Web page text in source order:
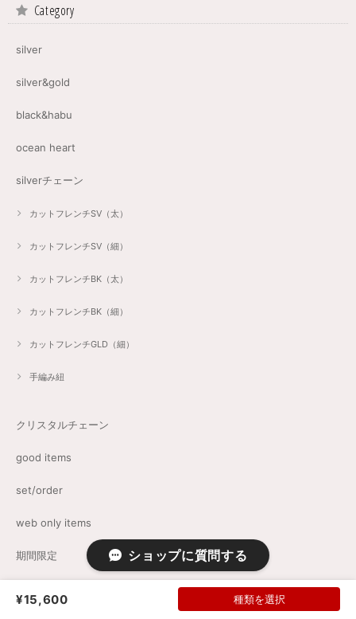
Category
silver
silver&gold
black&habu
ocean heart
silverチェーン
カットフレンチSV（太）
カットフレンチSV（細）
カットフレンチBK（太）
カットフレンチBK（細）
カットフレンチGLD（細）
手編み紐
クリスタルチェーン
good items
set/order
web only items
期間限定
¥15,600 種類を選択
ショップに質問する